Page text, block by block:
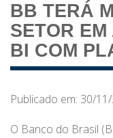
BB TERÁ
SETOR
BI COM
Publicado em: 30/
O Banco do Brasil